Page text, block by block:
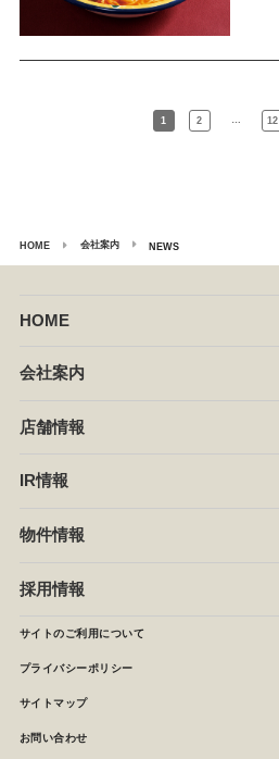
1 2 … 12
HOME 会社案内 NEWS
HOME
会社案内
企業情報
セントラルキッチン
NEWS
店舗情報
椿屋珈琲
イタリアンダイニングDONA
店舗検索
IR情報
IRニュース
月次報告
決算短信
株主の皆様へ
よくあるご質問 (株主優待制度)
物件情報
採用情報
サイトのご利用について
プライバシーポリシー
サイトマップ
お問い合わせ